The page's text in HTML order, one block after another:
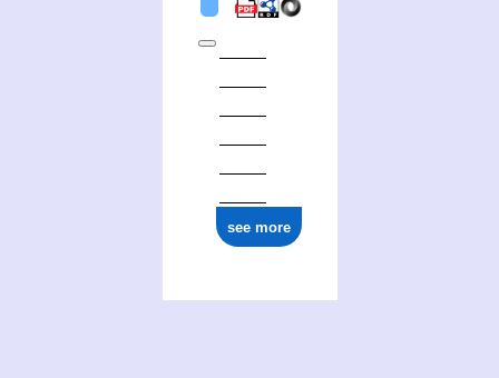
see more